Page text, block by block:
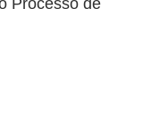
Processo de